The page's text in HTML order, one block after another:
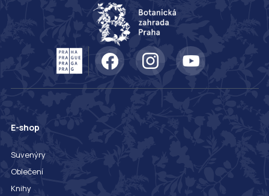
E-shop
Suvenýry
Oblečení
Knihy